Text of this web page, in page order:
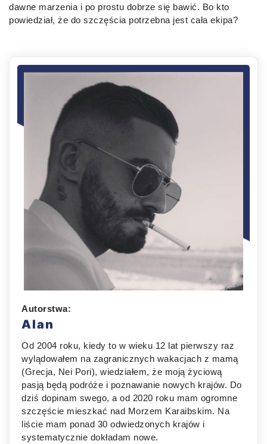
dawne marzenia i po prostu dobrze się bawić. Bo kto
powiedział, że do szczęścia potrzebna jest cała ekipa?
Autorstwa:
Alan
Od 2004 roku, kiedy to w wieku 12 lat pierwszy raz
wylądowałem na zagranicznych wakacjach z mamą
(Grecja, Nei Pori), wiedziałem, że moją życiową
pasją będą podróże i poznawanie nowych krajów. Do
dziś dopinam swego, a od 2020 roku mam ogromne
szczęście mieszkać nad Morzem Karaibskim. Na
liście mam ponad 30 odwiedzonych krajów i
systematycznie dokładam nowe.